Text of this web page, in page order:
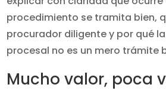
procedimiento se tramita bien,
procurador diligente y por qué
procesal no es un mero trámite
Mucho valor, poca